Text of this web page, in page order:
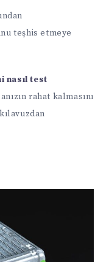
teşhis etmeye
nasıl test
rahat kalmasını